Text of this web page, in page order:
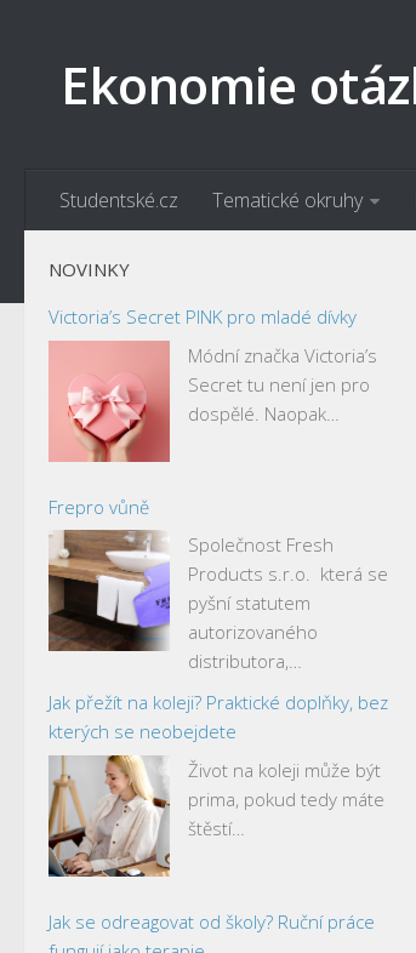
Ekonomie
Studentské.cz Tematické okruhy
NOVINKY
Victoria’s Secret PINK pro mladé dívky
Módní značka Victoria’s
Secret tu není jen pro
dospělé. Naopak…
Frepro vůně
Společnost Fresh
Products s.r.o. která se
pyšní statutem
autorizovaného
distributora,…
Jak přežít na koleji? Praktické doplňky, bez
kterých se neobejdete
Život na koleji může být
prima, pokud tedy máte
štěstí…
Jak se odreagovat od školy? Ruční práce